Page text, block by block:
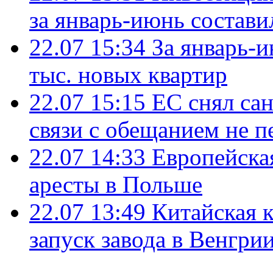
за январь-июнь
22.07 15:34 За январь-
тыс. новых квартир
22.07 15:15 ЕС снял
связи с обещанием не
22.07 14:33
аресты в Польше
22.07 13:49 Китайская
запуск завода в